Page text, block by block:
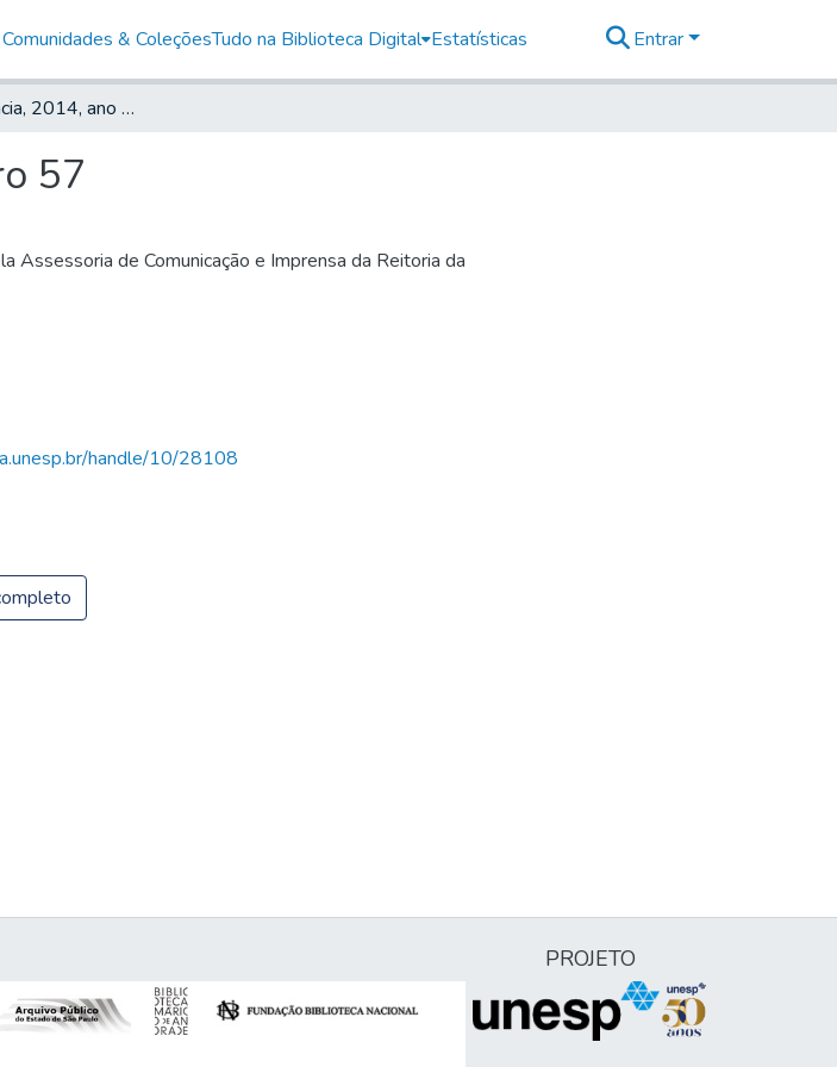
Comunidades & ColeçõesTudo na Biblioteca Digital Estatísticas Entrar
Unesp Ciência, 2014, ano 6, número 57
57
Assessoria de Comunicação e Imprensa da Reitoria da
handle/10/28108
PROJETO